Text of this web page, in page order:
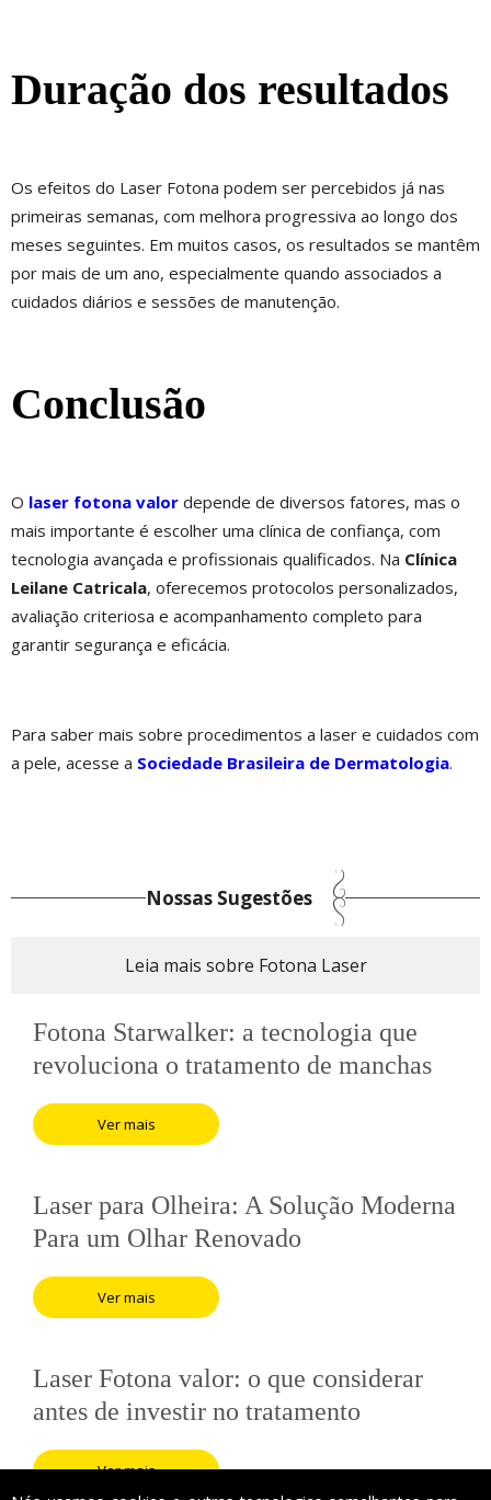
Duração dos resultados
Os efeitos do Laser Fotona podem ser percebidos já nas
primeiras semanas, com melhora progressiva ao longo dos
meses seguintes. Em muitos casos, os resultados se mantêm
por mais de um ano, especialmente quando associados a
cuidados diários e sessões de manutenção.
Conclusão
O laser fotona valor depende de diversos fatores, mas o
mais importante é escolher uma clínica de confiança, com
tecnologia avançada e profissionais qualificados. Na Clínica
Leilane Catricala, oferecemos protocolos personalizados,
avaliação criteriosa e acompanhamento completo para
garantir segurança e eficácia.
Para saber mais sobre procedimentos a laser e cuidados com
a pele, acesse a Sociedade Brasileira de Dermatologia.
Nossas Sugestões
Leia mais sobre Fotona Laser
Fotona Starwalker: a tecnologia que
revoluciona o tratamento de manchas
na pele
Ver mais
Laser para Olheira: A Solução Moderna
Para um Olhar Renovado
Ver mais
Laser Fotona valor: o que considerar
antes de investir no tratamento
Ver mais